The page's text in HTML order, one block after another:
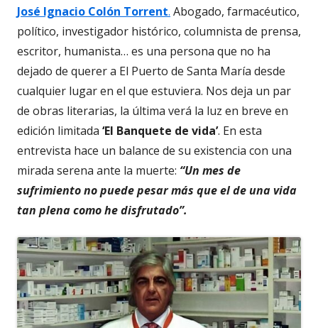
José Ignacio Colón Torrent. Abogado, farmacéutico,
político, investigador histórico, columnista de prensa,
escritor, humanista… es una persona que no ha
dejado de querer a El Puerto de Santa María desde
cualquier lugar en el que estuviera. Nos deja un par
de obras literarias, la última verá la luz en breve en
edición limitada ‘El Banquete de vida’. En esta
entrevista hace un balance de su existencia con una
mirada serena ante la muerte: “Un mes de
sufrimiento no puede pesar más que el de una vida
tan plena como he disfrutado”.